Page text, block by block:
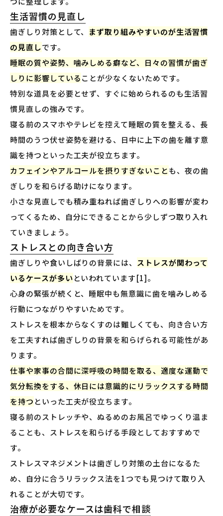
生活習慣の見直し
歯ぎしり対策として、 まず取り組みやすいのが生活習慣
の見直しです。
睡眠の質や姿勢、噛みしめる癖など、日々の習慣が歯ぎ
しりに影響していることが少なくないためです。
特別な道具を必要とせず、すぐに始められるのも生活習
慣見直しの強みです。
寝る前のスマホやテレビを控えて睡眠の質を整える、長
時間のうつ伏せ姿勢を避ける、日中に上下の歯を離す意
識を持つといった工夫が役立ちます。
カフェインやアルコールを摂りすぎないことも、夜の歯
ぎしりを和らげる助けになります。
小さな見直しでも積み重ねれば歯ぎしりへの影響が変わ
ってくるため、自分にできることから少しずつ取り入れ
ていきましょう。
ストレスとの向き合い方
歯ぎしりや食いしばりの背景には、 ストレスが関わって
いるケースが多いといわれています[1]。
心身の緊張が続くと、睡眠中も無意識に歯を噛みしめる
行動につながりやすいためです。
ストレスを根本からなくすのは難しくても、向き合い方
を工夫すれば歯ぎしりの背景を和らげられる可能性があ
ります。
仕事や家事の合間に深呼吸の時間を取る、適度な運動で
気分転換をする、休日には意識的にリラックスする時間
を持つ といった工夫が役立ちます。
寝る前のストレッチや、ぬるめのお風呂でゆっくり温ま
ることも、ストレスを和らげる手段としておすすめで
す。
ストレスマネジメントは歯ぎしり対策の土台になるた
め、自分に合うリラックス法を1つでも見つけて取り入
れることが大切です。
治療が必要なケースは歯科で相談